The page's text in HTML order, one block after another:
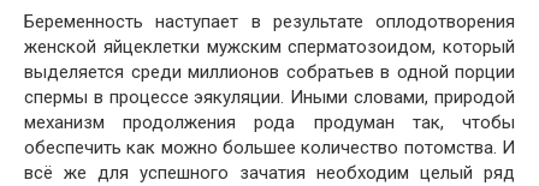
Беременность наступает в результате оплодотворения
женской яйцеклетки мужским сперматозоидом, который
выделяется среди миллионов собратьев в одной порции
спермы в процессе эякуляции. Иными словами, природой
механизм продолжения рода продуман так, чтобы
обеспечить как можно большее количество потомства. И
всё же для успешного зачатия необходим целый ряд